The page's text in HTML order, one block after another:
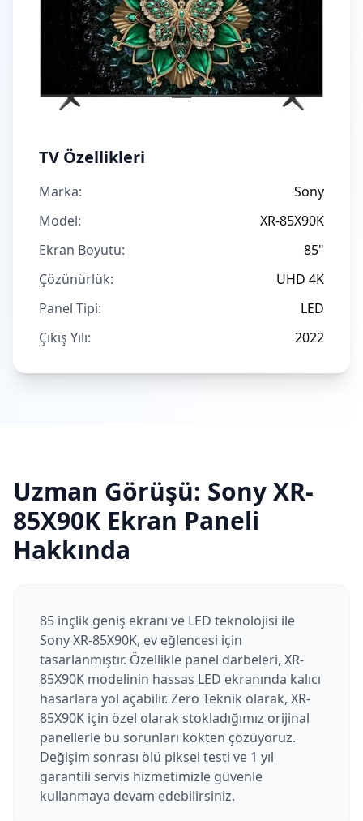
TV Özellikleri
Marka:
Sony
Model:
XR-85X90K
Ekran Boyutu:
85"
Çözünürlük:
UHD 4K
Panel Tipi:
LED
Çıkış Yılı:
2022
Uzman Görüşü: SonyXR-
85X90K Ekran Paneli
Hakkında
85 inçlik geniş ekranı ve LED teknolojisi ile
Sony XR-85X90K, ev eğlencesi için
tasarlanmıştır. Özellikle panel darbeleri, XR-
85X90K modelinin hassas LED ekranında kalıcı
hasarlara yol açabilir. Zero Teknik olarak, XR-
85X90K için özel olarak stokladığımız orijinal
panellerle bu sorunları kökten çözüyoruz.
Değişim sonrası ölü piksel testi ve 1 yıl
garantili servis hizmetimizle güvenle
kullanmaya devam edebilirsiniz.